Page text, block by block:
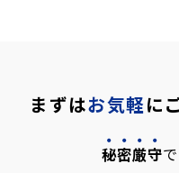
まずはお気軽に
秘密厳守